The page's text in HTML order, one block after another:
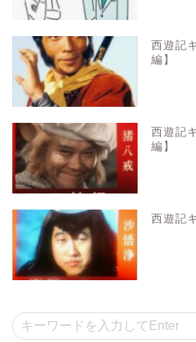
西遊記
編】
西遊記
編】
西遊記